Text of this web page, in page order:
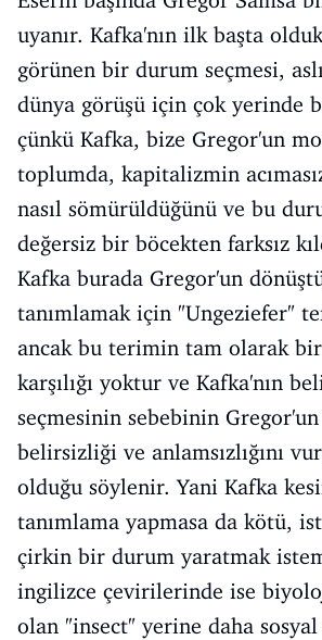
uyanır. Kafka'nın ilk başta
görünen bir durum seçmesi,
dünya görüşü için çok yerinde
çünkü Kafka, bize Gregor'un
toplumda, kapitalizmin
nasıl sömürüldüğünü ve bu
değersiz bir böcekten farksız
Kafka burada Gregor'un
tanımlamak için "Ungeziefer"
ancak bu terimin tam olarak
karşılığı yoktur ve Kafka'nın
seçmesinin sebebinin
belirsizliği ve anlamsızlığını
olduğu söylenir. Yani Kafka
tanımlama yapmasa da kötü,
çirkin bir durum yaratmak
ingilizce çevirilerinde ise
olan "insect" yerine daha